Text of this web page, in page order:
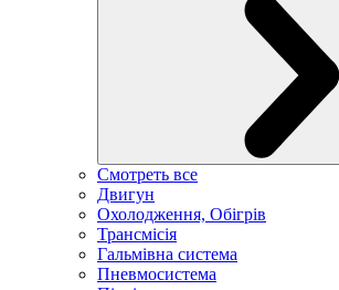
Смотреть все
Двигун
Охолодження, Обігрів
Трансмісія
Гальмівна система
Пневмосистема